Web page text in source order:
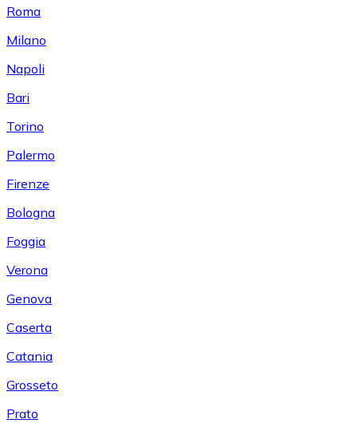
Roma
Milano
Napoli
Bari
Torino
Palermo
Firenze
Bologna
Foggia
Verona
Genova
Caserta
Catania
Grosseto
Prato